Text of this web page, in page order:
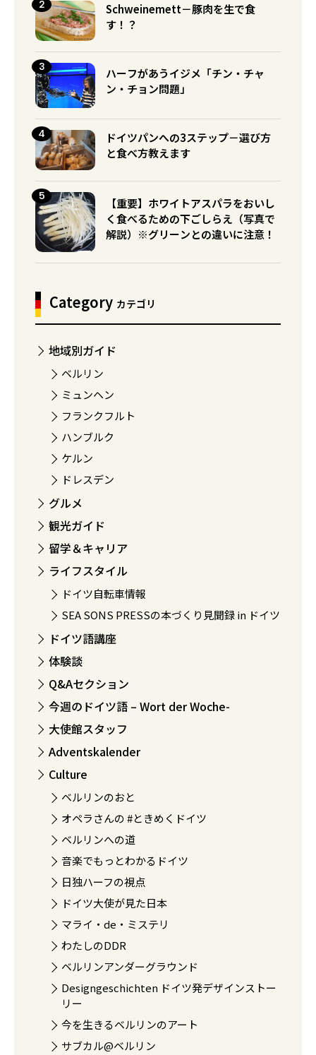
Schweinemett－豚肉を生で食
す！？
ハーフがあうイジメ「チン・チャ
ン・チョン問題」
ドイツパンへの3ステップ－選び方
と食べ方教えます
【重要】ホワイトアスパラをおいし
く食べるための下ごしらえ（写真で
解説）※グリーンとの違いに注意！
Category カテゴリ
地域別ガイド
ベルリン
ミュンヘン
フランクフルト
ハンブルク
ケルン
ドレスデン
グルメ
観光ガイド
留学＆キャリア
ライフスタイル
ドイツ自転車情報
SEA SONS PRESSの本づくり見聞録 in ドイツ
ドイツ語講座
体験談
Q&Aセクション
今週のドイツ語 – Wort der Woche-
大使館スタッフ
Adventskalender
Culture
ベルリンのおと
オペラさんの #ときめくドイツ
ベルリンへの道
音楽でもっとわかるドイツ
日独ハーフの視点
ドイツ大使が見た日本
マライ・de・ミステリ
わたしのDDR
ベルリンアンダーグラウンド
Designgeschichten ドイツ発デザインストー
リー
今を生きるベルリンのアート
サブカル@ベルリン